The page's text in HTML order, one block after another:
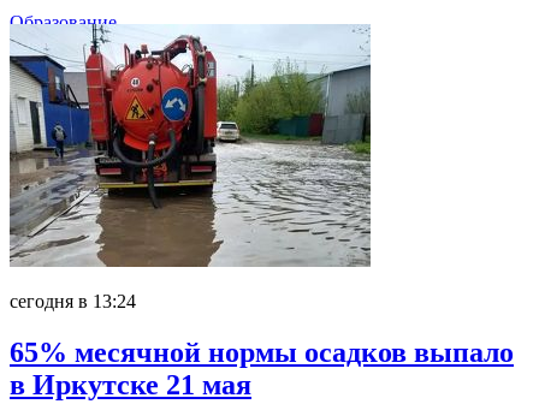
Образование
сегодня в 13:24
65% месячной нормы осадков выпало
в Иркутске 21 мая